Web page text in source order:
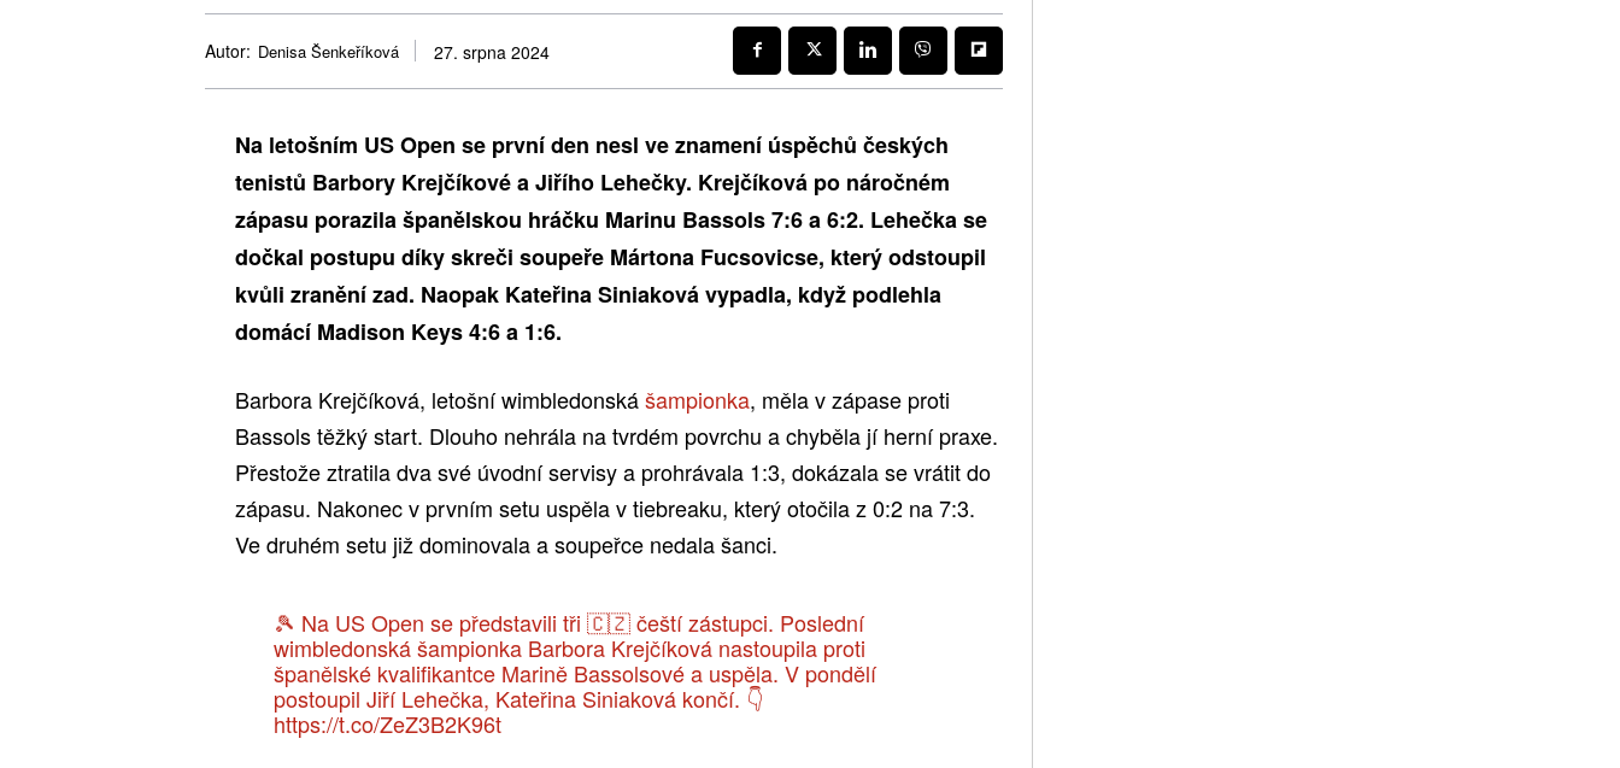
Autor: Denisa Šenkeříková 27. srpna 2024
Na letošním US Open se první den nesl ve znamení úspěchů českých
tenistů Barbory Krejčíkové a Jiřího Lehečky. Krejčíková po náročném
zápasu porazila španělskou hráčku Marinu Bassols 7:6 a 6:2. Lehečka se
dočkal postupu díky skreči soupeře Mártona Fucsovicse, který odstoupil
kvůli zranění zad. Naopak Kateřina Siniaková vypadla, když podlehla
domácí Madison Keys 4:6 a 1:6.
Barbora Krejčíková, letošní wimbledonskášampionka, měla v zápase proti
Bassols těžký start. Dlouho nehrála na tvrdém povrchu a chyběla jí herní praxe.
Přestože ztratila dva své úvodní servisy a prohrávala 1:3, dokázala se vrátit do
zápasu. Nakonec v prvním setu uspěla v tiebreaku, který otočila z 0:2 na 7:3.
Ve druhém setu již dominovala a soupeřce nedala šanci.
🎾 Na US Open se představili tři 🇨🇿 čeští zástupci. Poslední
wimbledonská šampionka Barbora Krejčíková nastoupila proti
španělské kvalifikantce Marině Bassolsové a uspěla. V pondělí
postoupil Jiří Lehečka, Kateřina Siniaková končí. 👇
https://t.co/ZeZ3B2K96t